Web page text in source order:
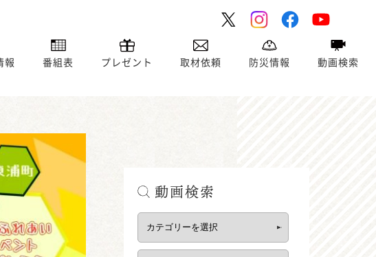
報 番組表 プレゼント 取材依頼 防災情報 動画検索
動画検索